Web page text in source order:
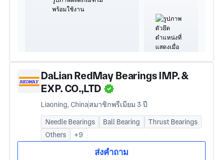
DaLian RedMay Bearings IMP. &
EXP. CO.,LTD
Liaoning, Chinaสมาชิกพรีเมียม 3 ปี
Needle Bearings Ball Bearing
Thrust Bearings
Others
+9
ส่งคำถาม